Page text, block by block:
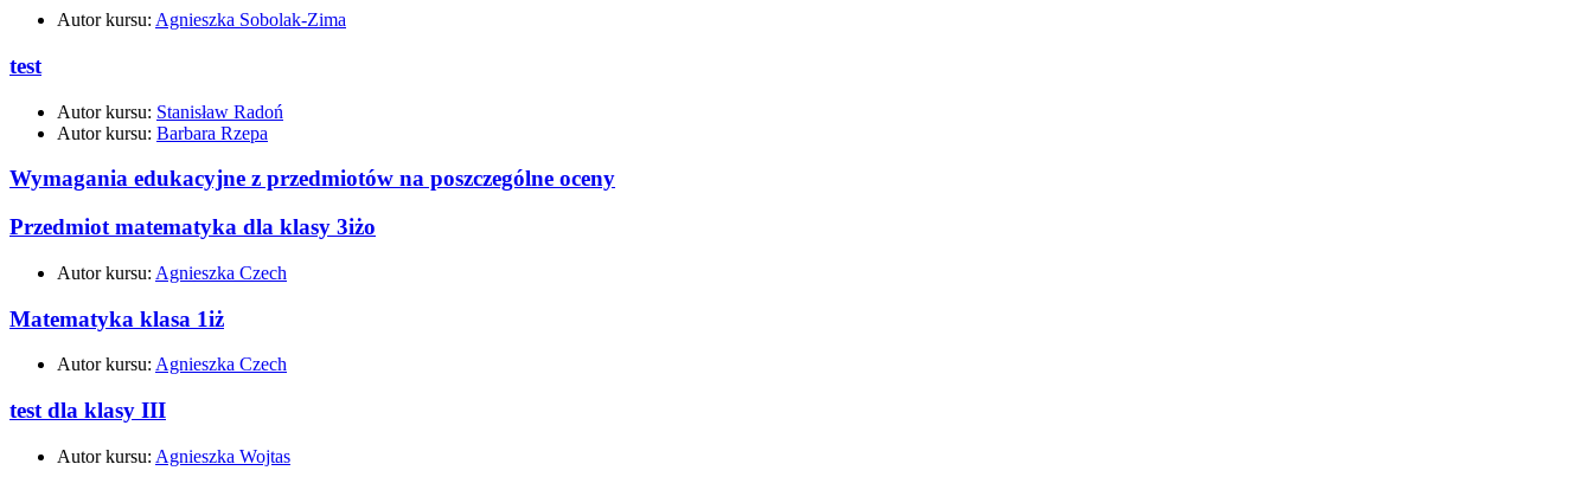
Autor kursu: Agnieszka Sobolak-Zima
test
Autor kursu: Stanisław Radoń
Autor kursu: Barbara Rzepa
Wymagania edukacyjne z przedmiotów na poszczególne oceny
Przedmiot matematyka dla klasy 3iżo
Autor kursu: Agnieszka Czech
Matematyka klasa 1iż
Autor kursu: Agnieszka Czech
test dla klasy III
Autor kursu: Agnieszka Wojtas